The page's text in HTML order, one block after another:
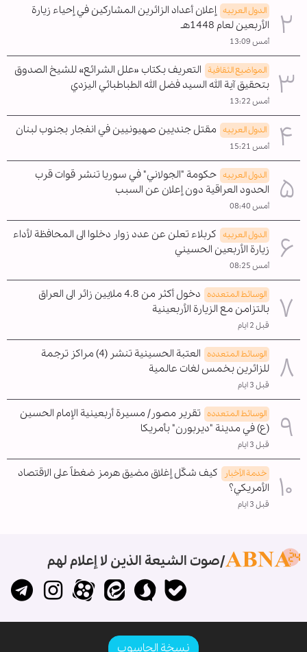
الدول العربیه إعلان أعداد الزائرين المشاركين في إحياء زيارة
الأربعين لعام 1448هـ
أمس 13:09
المواضیع الثقافية التعريف بكتاب «علل الشرائع» للشيخ الصدوق
بتحقيق آية الله السيد فضل الله الطباطبائي اليزدي
أمس 13:22
الدول العربیه مقتل جنديين صهيونيين في انفجار بجنوب لبنان
أمس 15:21
الدول العربیه حكومة "الجولاني" في سوريا تنشر قوات قرب
الحدود العراقية دون إعلان عن السبب
أمس 08:40
الدول العربیه كربلاء تعلن عن عدد زوار دخلوا الى المحافظة لأداء
زيارة الأربعين الحسيني
أمس 08:25
الوسائط المتعدده
دخول أكثر من 4.8 ملايين زائر الى العراق
بالتزامن مع الزيارة الأربعينية
قبل 2 ايام
الوسائط المتعدده
العتبة الحسينية تنشر (4) مراكز ترجمة
للزائرين بخمس لغات عالمية
قبل 3 ايام
الوسائط المتعدده تقرير مصور/ مسيرة أربعينية الإمام الحسين
(ع) في مدينة "ديربورن" بأمريكا
قبل 3 ايام
خدمة الأخبار
كيف شكّل إغلاق مضيق هرمز ضغطاً على الاقتصاد
الأمريكي؟
قبل 3 ايام
صوت الشيعة الذين لا إعلام لهم
نسخة الحاسوب